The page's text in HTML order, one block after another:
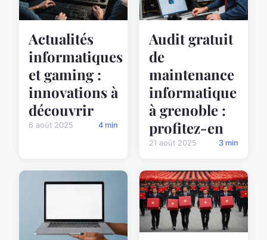
Actualités
informatiques
et gaming :
innovations à
découvrir
6 août 2025 4 min
Audit gratuit
de
maintenance
informatique
à grenoble :
profitez-en
21 août 2025 3 min